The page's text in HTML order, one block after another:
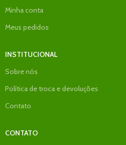
Minha conta
Meus pedidos
INSTITUCIONAL
Sobre nós
Política de troca e devoluções
Contato
CONTATO